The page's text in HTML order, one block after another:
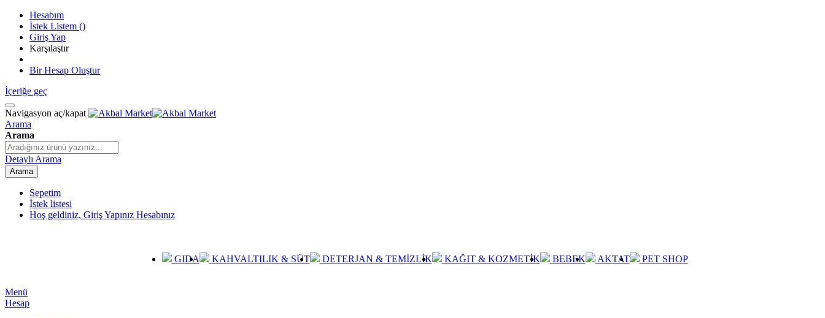
Hesabım
İstek Listem ()
Giriş Yap
Karşılaştır
Bir Hesap Oluştur
İçeriğe geç
Navigasyon aç/kapat
Arama
Arama
Detaylı Arama
Arama
Sepetim
İstek listesi
Hoş geldiniz, Giriş Yapınız Hesabınız
GIDA KAHVALTILIK & SÜT DETERJAN & TEMİZLİK KAĞIT & KOZMETİK BEBEK AKTAT PET SHOP
Menü
Hesap